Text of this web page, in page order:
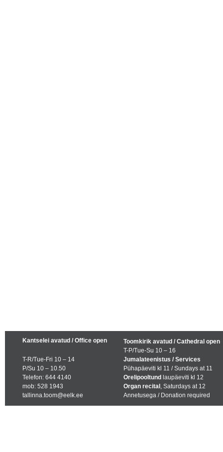
Kantselei avatud / Office open
T-R/Tue-Fri 10 – 14
P/Su 10 – 10.50
Telefon: 644 4140
mob: 528 1943
tallinna.toom@eelk.ee
Toomkirik avatud / Cathedral open
T-P/Tue-Su 10 – 16
Jumalateenistus / Services
Pühapäeviti kl 11 / Sundays at 11
Orelipooltund laupäeviti kl 12
Organ recital , Saturdays at 12
Annetusega / Donation required